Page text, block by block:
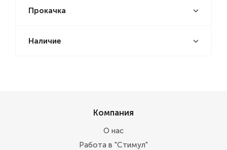
Прокачка
Наличие
Компания
О нас
Работа в "Стимул"